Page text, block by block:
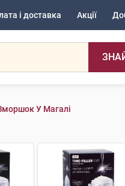
і доставка Акції
У Магалі